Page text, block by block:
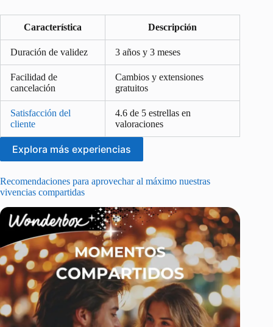
Característica Descripción
Duración de validez 3 años y 3 meses
Facilidad de
cancelación
Cambios y extensiones
gratuitos
Satisfacción del
cliente
4.6 de 5 estrellas en
valoraciones
Explora más experiencias
Recomendaciones para aprovechar al máximo nuestras
vivencias compartidas